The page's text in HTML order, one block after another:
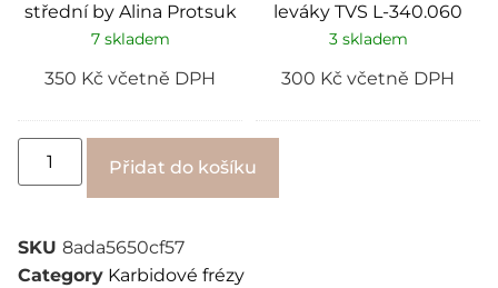
střední by Alina Protsuk
7 skladem
350 Kč včetně DPH
leváky TVS L-340.060
3 skladem
300 Kč včetně DPH
Přidat do košíku
SKU 8ada5650cf57
Category Karbidové frézy